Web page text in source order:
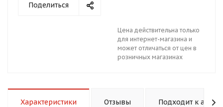
Поделиться
Цена действительна только
для интернет-магазина и
может отличаться от цен в
розничных магазинах
Характеристики Отзывы Подходит к авто